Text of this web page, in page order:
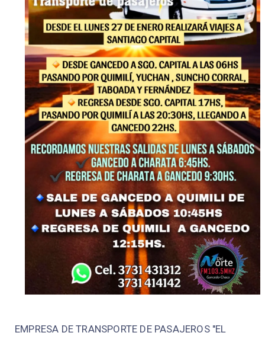
EMPRESA DE TRANSPORTE DE PASAJEROS "EL